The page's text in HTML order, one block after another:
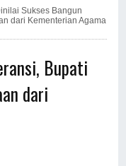
Sukses Bangun
dari Kementerian Agama
Bupati
dari